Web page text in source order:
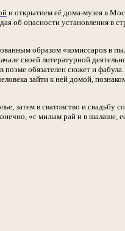
и открытием её дома-музея в
опасности установления в
образом «комиссаров в
своей литературной
обязателен сюжет и
зайти к ней домой,
затем в сватовство и
«с милым рай и в шалаше,